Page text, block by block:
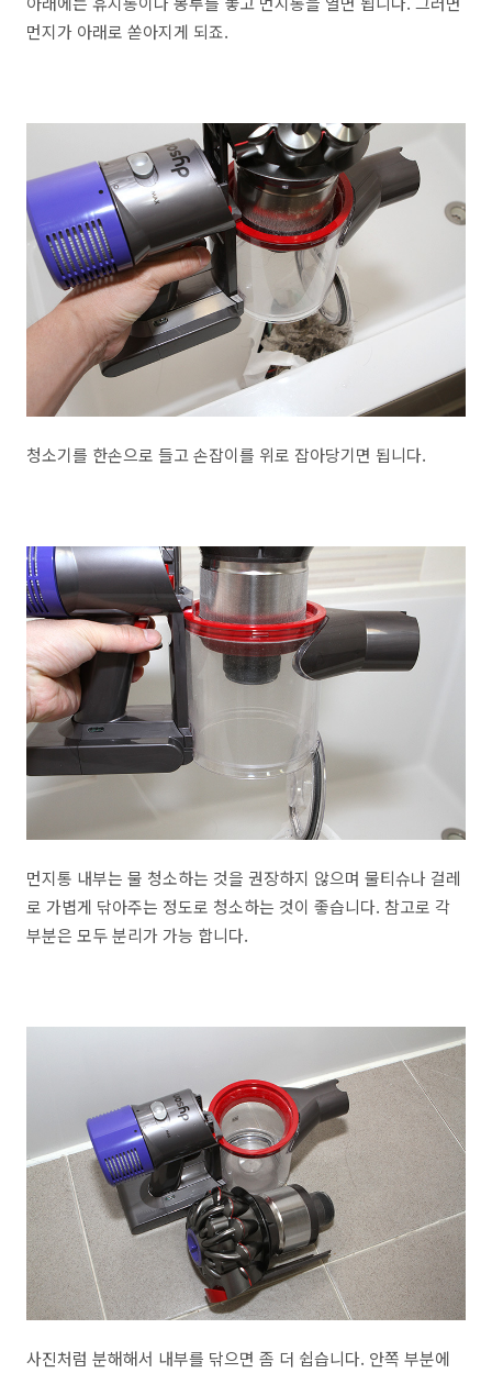
먼지가 아래로 쏟아지게 되죠.
청소기를 한손으로 들고 손잡이를 위로 잡아당기면 됩니다.
먼지통 내부는 물 청소하는 것을 권장하지 않으며 물티슈나 걸레
로 가볍게 닦아주는 정도로 청소하는 것이 좋습니다. 참고로 각
부분은 모두 분리가 가능 합니다.
사진처럼 분해해서 내부를 닦으면 좀 더 쉽습니다. 안쪽 부분에